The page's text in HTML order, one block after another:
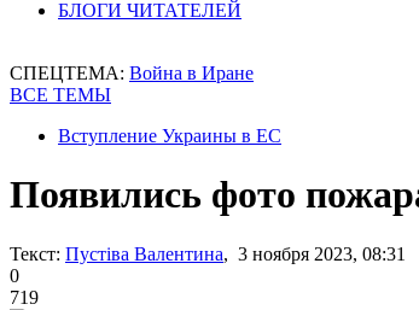
БЛОГИ ЧИТАТЕЛЕЙ
СПЕЦТЕМА: Война в Иране
ВСЕ ТЕМЫ
Вступление Украины в ЕС
Появились фото
Текст: Пустіва Валентина, 3 ноября 2023, 08:31
0
719